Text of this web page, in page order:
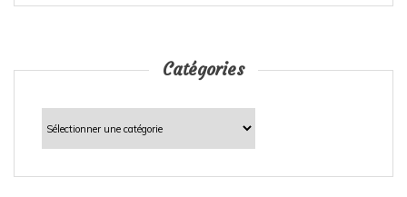
Catégories
Catégories